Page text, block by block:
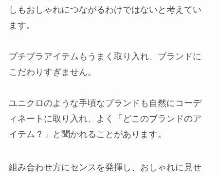
しもおしゃれにつながるわけではないと考えてい
ます。
プチプラアイテムもうまく取り入れ、ブランドに
こだわりすぎません。
ユニクロのような手頃なブランドも自然にコーデ
ィネートに取り入れ、よく「どこのブランドのア
イテム？」と聞かれることがあります。
組み合わせ方にセンスを発揮し、おしゃれに見せ